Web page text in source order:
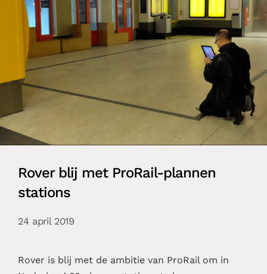
Rover blij met ProRail-plannen
stations
24 april 2019
Rover is blij met de ambitie van ProRail om in